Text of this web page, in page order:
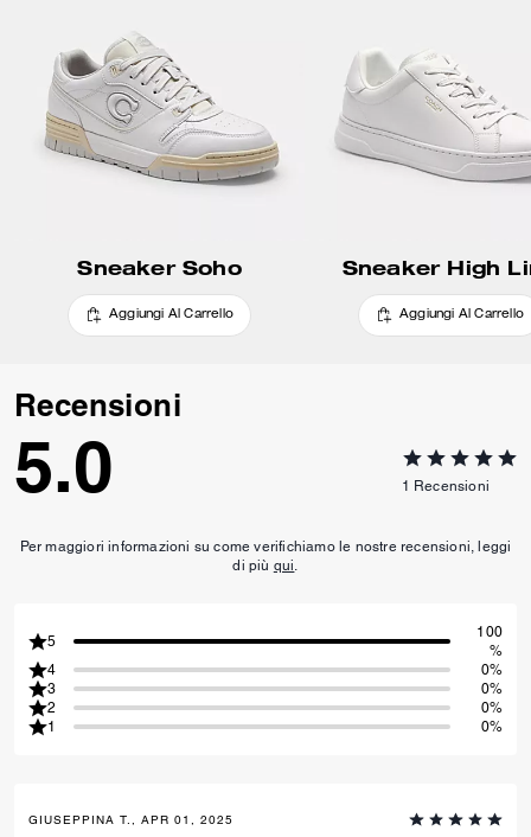
con una suola in gomma
scanalata, decorata con una
mappa di Manhattan.
Sneaker Soho
Aggiungi Al Carrello
Sneaker High
Aggiungi Al Carrello
Recensioni
5.0 1 Recensioni
Per maggiori informazioni su come verifichiamo le nostre recensioni, leggi
di più qui
5
100
%
4
0%
3
0%
2
0%
1
0%
GIUSEPPINA T., APR 01, 2025